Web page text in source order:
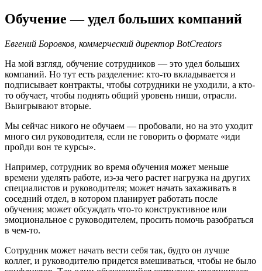
Обучение — удел больших компаний
Евгений Боровков, коммерческий директор BotCreators
На мой взгляд, обучение сотрудников — это удел больших
компаний. Но тут есть разделение: кто-то вкладывается и
подписывает контракты, чтобы сотрудники не уходили, а кто-
то обучает, чтобы поднять общий уровень ниши, отрасли.
Выигрывают вторые.
Мы сейчас никого не обучаем — пробовали, но на это уходит
много сил руководителя, если не говорить о формате «иди
пройди вон те курсы».
Например, сотрудник во время обучения может меньше
времени уделять работе, из-за чего растет нагрузка на других
специалистов и руководителя; может начать захаживать в
соседний отдел, в котором планирует работать после
обучения; может обсуждать что-то конструктивное или
эмоциональное с руководителем, просить помочь разобраться
в чем-то.
Сотрудник может начать вести себя так, будто он лучше
коллег, и руководителю придется вмешиваться, чтобы не было